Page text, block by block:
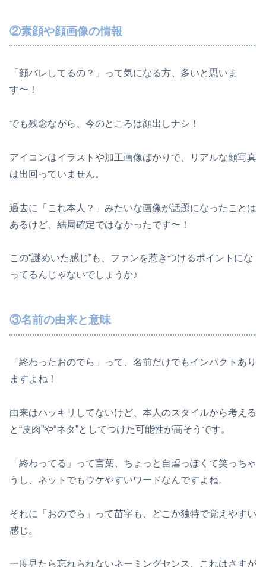
②素顔や顔画像の情報
「顔バレしてるの？」って気になる方、多いと思いま
す〜！
でも残念ながら、今のところは顔出しナシ！
アイコンはイラストや加工画像ばかりで、リアルな顔写真
は出回っていません。
過去に「これ本人？」みたいな画像が話題になったことは
あるけど、結局確定ではなかったです〜！
この“謎めいた感じ”も、ファンを惹きつけるポイントにな
ってるんじゃないでしょうか♪
③名前の由来と意味
「終わったおのでら」って、名前だけでもインパクトあり
ますよね！
由来はハッキリしてないけど、本人のスタイルから考える
と“皮肉”や“ネタ”としてつけた可能性が高そうです。
「終わってる」って言葉、ちょっと自虐っぽくて笑っちゃ
うし、ネットでもウケやすいワードなんですよね。
それに「おのでら」って苗字も、どこか独特で覚えやすい
感じ。
一度見たら忘れられないネーミングセンス、これはさすが